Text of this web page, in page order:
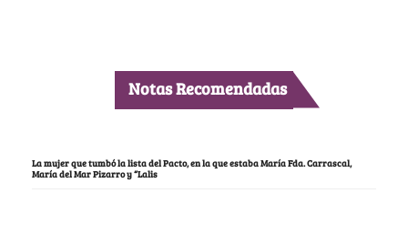
Notas Recomendadas
La mujer que tumbó la lista del Pacto, en la que estaba María Fda. Carrascal,
María del Mar Pizarro y “Lalis